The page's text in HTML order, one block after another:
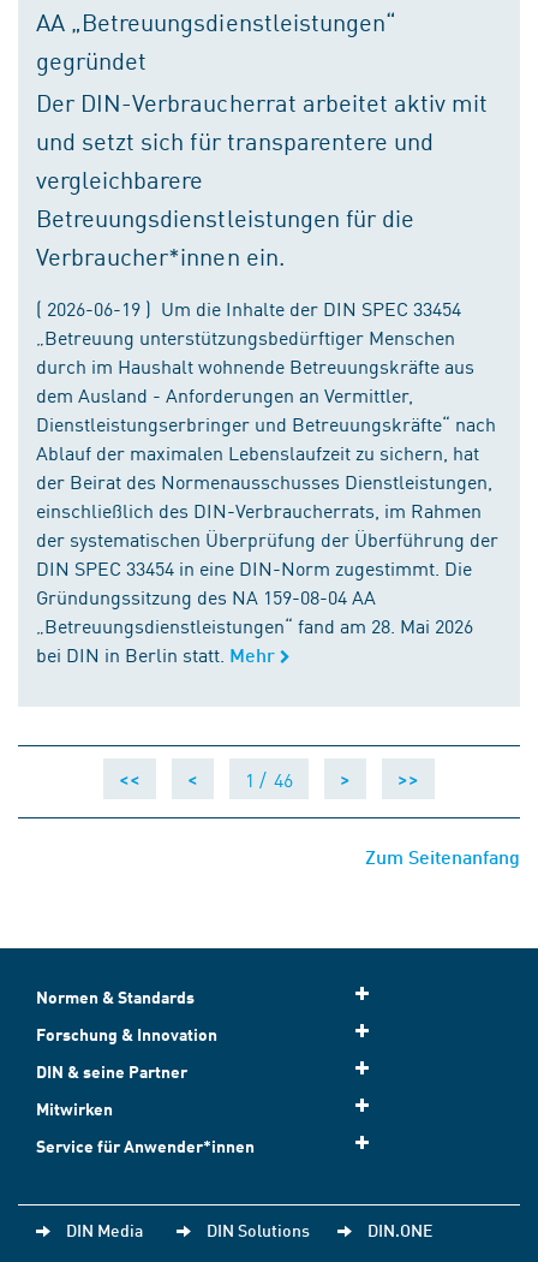
AA „Betreuungsdienstleistungen“
gegründet
Der DIN-Verbraucherrat arbeitet aktiv mit
und setzt sich für transparentere und
vergleichbarere
Betreuungsdienstleistungen für die
Verbraucher*innen ein.
( 2026-06-19 ) Um die Inhalte der DIN SPEC 33454
„Betreuung unterstützungsbedürftiger Menschen
durch im Haushalt wohnende Betreuungskräfte aus
dem Ausland - Anforderungen an Vermittler,
Dienstleistungserbringer und Betreuungskräfte“ nach
Ablauf der maximalen Lebenslaufzeit zu sichern, hat
der Beirat des Normenausschusses Dienstleistungen,
einschließlich des DIN-Verbraucherrats, im Rahmen
der systematischen Überprüfung der Überführung der
DIN SPEC 33454 in eine DIN-Norm zugestimmt. Die
Gründungssitzung des NA 159-08-04 AA
„Betreuungsdienstleistungen“ fand am 28. Mai 2026
bei DIN in Berlin statt. Mehr
<< < 1 / 46 > >>
Zum Seitenanfang
Normen & Standards
Forschung & Innovation
DIN & seine Partner
Mitwirken
Service für Anwender*innen
DIN Media DIN Solutions DIN.ONE